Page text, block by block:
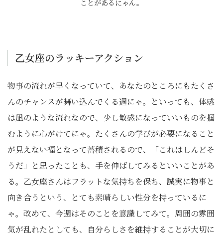
ことがあるにゃん。
乙女座のラッキーアクション
物事の流れが早くなっていて、あなたのところにもたくさ
んのチャンスが舞い込んでくる週にゃ。といっても、体感
は凪のような流れなので、少し敏感になっていいものを掴
むように心がけてにゃ。たくさんの学びが必要になること
が見えない福となって蓄積されるので、「これはしんどそ
うだ」と思ったことも、手を伸ばしてみるといいことがあ
る。乙女座さんはフラットな気持ちを保ち、誠実に物事と
向き合うという、とても素晴らしい性分を持っているに
ゃ。改めて、今週はそのことを意識してみて。周囲の雰囲
気が乱れたとしても、自分らしさを維持することが大切に